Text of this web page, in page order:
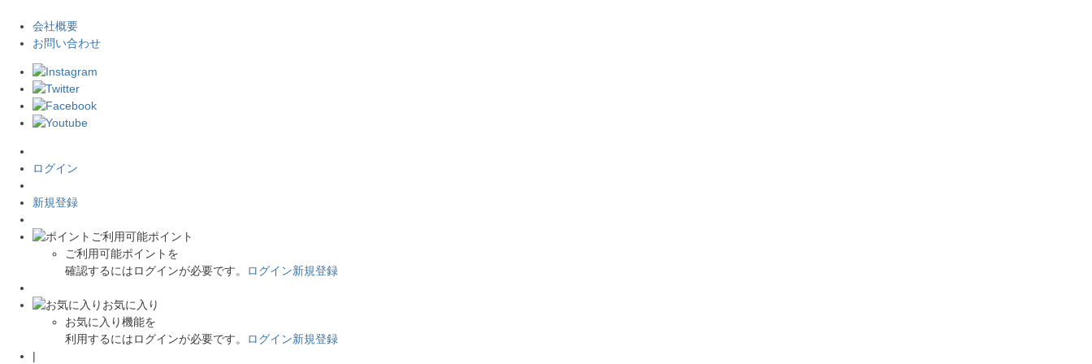
会社概要
お問い合わせ
ログイン
新規登録
ご利用可能ポイント
ご利用可能ポイントを
確認するにはログインが必要です。
ログイン新規登録
お気に入り
お気に入り機能を
利用するにはログインが必要です。
ログイン新規登録
|